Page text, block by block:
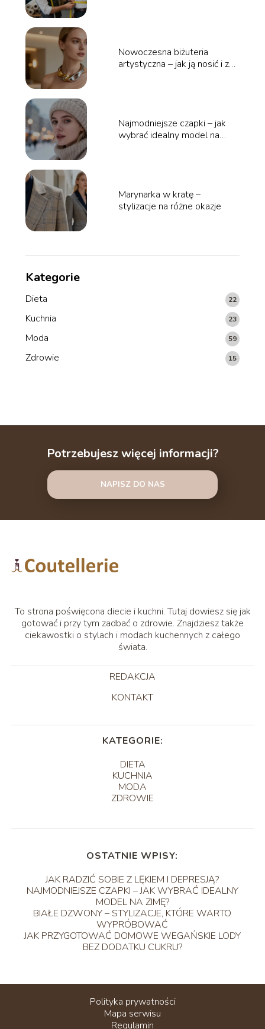
Nowoczesna biżuteria
artystyczna – jak ją nosić i z
Najmodniejsze czapki – jak
wybrać idealny model na
Marynarka w kratę –
stylizacje na różne okazje
Kategorie
Dieta 22
Kuchnia 23
Moda 59
Zdrowie 15
Potrzebujesz więcej informacji?
NAPISZ DO NAS
To strona poświęcona diecie i kuchni. Tutaj dowiesz się jak
gotować i przy tym zadbać o zdrowie. Znajdziesz także
ciekawostki o stylach i modach kuchennych z całego
świata.
REDAKCJA
KONTAKT
KATEGORIE:
DIETA
KUCHNIA
MODA
ZDROWIE
OSTATNIE WPISY:
JAK RADZIĆ SOBIE Z LĘKIEM I DEPRESJĄ?
NAJMODNIEJSZE CZAPKI – JAK WYBRAĆ IDEALNY
MODEL NA ZIMĘ?
BIAŁE DZWONY – STYLIZACJE, KTÓRE WARTO
WYPRÓBOWAĆ
JAK PRZYGOTOWAĆ DOMOWE WEGAŃSKIE LODY
BEZ DODATKU CUKRU?
Polityka prywatności
Mapa serwisu
Regulamin